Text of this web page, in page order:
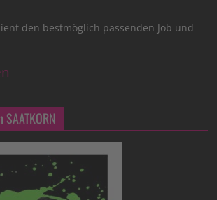
den bestmöglich passenden Job und